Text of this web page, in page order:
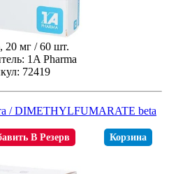
20 мг / 60 шт.
1A Pharma
72419
beta
В Резерв Корзина